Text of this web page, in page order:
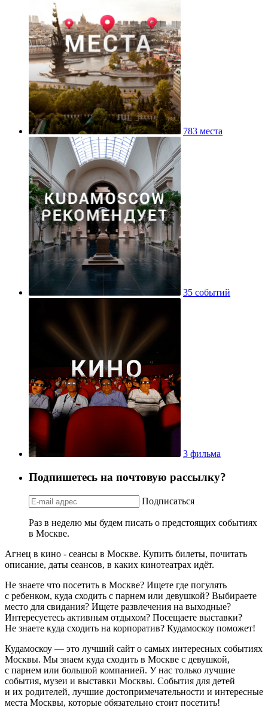
783 места
35 событий
3 фильма
Подпишетесь на почтовую рассылку?
Подписаться
Раз в неделю мы будем писать о предстоящих событиях
в Москве.
Агнец в кино - сеансы в Москве. Купить билеты, почитать
описание, даты сеансов, в каких кинотеатрах идёт.
Не знаете что посетить в Москве? Ищете где погулять
с ребенком, куда сходить с парнем или девушкой? Выбираете
место для свидания? Ищете развлечения на выходные?
Интересуетесь активным отдыхом? Посещаете выставки?
Не знаете куда сходить на корпоратив? Кудамоскоу поможет!
Кудамоскоу — это лучший сайт о самых интересных событиях
Москвы. Мы знаем куда сходить в Москве с девушкой,
с парнем или большой компанией. У нас только лучшие
события, музеи и выставки Москвы. События для детей
и их родителей, лучшие достопримечательности и интересные
места Москвы, которые обязательно стоит посетить!